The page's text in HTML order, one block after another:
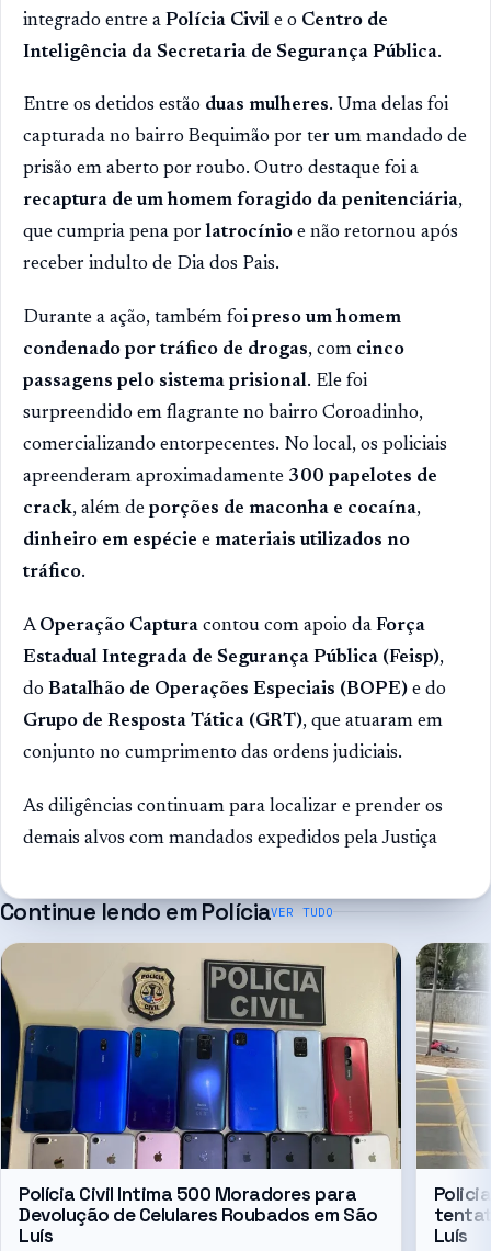
integrado entre a Polícia Civil e o Centro de
Inteligência da Secretaria de Segurança Pública.
Entre os detidos estão duas mulheres. Uma delas foi
capturada no bairro Bequimão por ter um mandado de
prisão em aberto por roubo. Outro destaque foi a
recaptura de um homem foragido da penitenciária,
que cumpria pena por latrocínio e não retornou após
receber indulto de Dia dos Pais.
Durante a ação, também foi preso um homem
condenado por tráfico de drogas, com cinco
passagens pelo sistema prisional. Ele foi
surpreendido em flagrante no bairro Coroadinho,
comercializando entorpecentes. No local, os policiais
apreenderam aproximadamente 300 papelotes de
crack, além de porções de maconha e cocaína,
dinheiro em espécie e materiais utilizados no
tráfico.
AOperação Captura contou com apoio da Força
Estadual Integrada de Segurança Pública (Feisp),
do Batalhão de Operações Especiais (BOPE) e do
Grupo de Resposta Tática (GRT), que atuaram em
conjunto no cumprimento das ordens judiciais.
As diligências continuam para localizar e prender os
demais alvos com mandados expedidos pela Justiça
Continue lendo emPolíciaVER TUDO
Polícia Civil Intima 500 Moradores para
Devolução de Celulares Roubados em São
Luís
Luís